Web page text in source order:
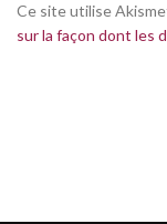
Ce site utilise
sur la façon dont les